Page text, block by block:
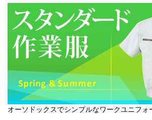
オーソドックスでシンプルなワークユニフォ